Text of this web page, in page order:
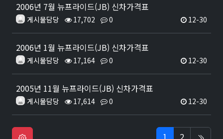
2006년 7월 뉴프라이드(JB) 신차가격표
게시물담당 17,702 0 12-30
2006년 1월 뉴프라이드(JB) 신차가격표
게시물담당 17,164 0 12-30
2005년 11월 뉴프라이드(JB) 신차가격표
게시물담당 17,614 0 12-30
1 2